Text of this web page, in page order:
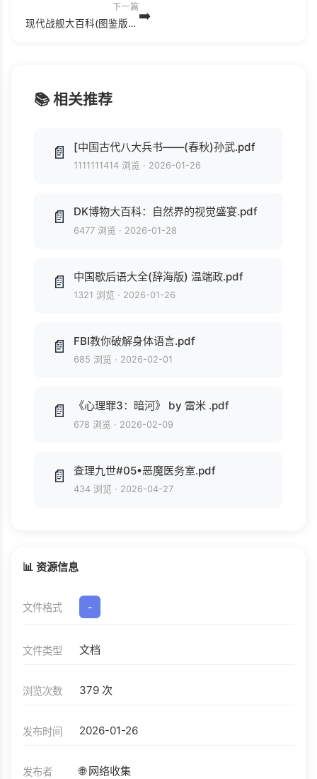
下一篇
现代战舰大百科(图鉴版).pdf ➡️
📚 相关推荐
📄 [中国古代八大兵书——(春秋)孙武.pdf
1111111414 浏览 · 2026-01-26
📄 DK博物大百科：自然界的视觉盛宴.pdf
6477 浏览 · 2026-01-28
📄 中国歇后语大全(辞海版) 温端政.pdf
1321 浏览 · 2026-01-26
📄 FBI教你破解身体语言.pdf
685 浏览 · 2026-02-01
📄 《心理罪3：暗河》 by 雷米 .pdf
678 浏览 · 2026-02-09
📄 查理九世#05•恶魔医务室.pdf
434 浏览 · 2026-04-27
📊 资源信息
文件格式 -
文件类型 文档
浏览次数 379 次
发布时间 2026-01-26
发布者 🌐 网络收集